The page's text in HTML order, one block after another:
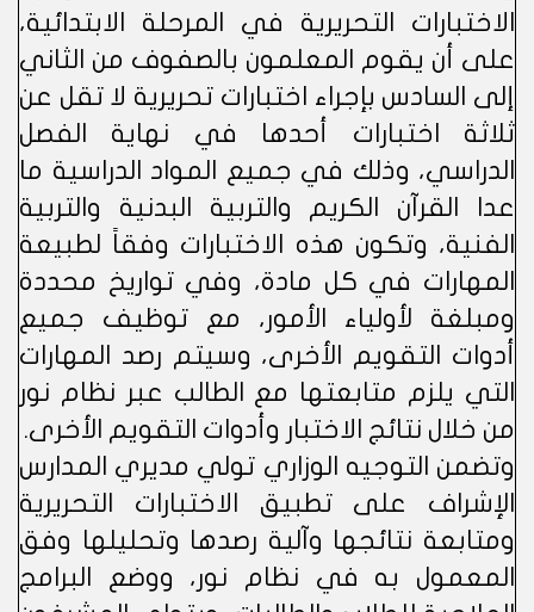
الاختبارات التحريرية في المرحلة الابتدائية،
على أن يقوم المعلمون بالصفوف من الثاني
إلى السادس بإجراء اختبارات تحريرية لا تقل عن
ثلاثة اختبارات أحدها في نهاية الفصل
الدراسي، وذلك في جميع المواد الدراسية ما
عدا القرآن الكريم والتربية البدنية والتربية
الفنية، وتكون هذه الاختبارات وفقاً لطبيعة
المهارات في كل مادة، وفي تواريخ محددة
ومبلغة لأولياء الأمور، مع توظيف جميع
أدوات التقويم الأخرى، وسيتم رصد المهارات
التي يلزم متابعتها مع الطالب عبر نظام نور
من خلال نتائج الاختبار وأدوات التقويم الأخرى.
وتضمن التوجيه الوزاري تولي مديري المدارس
الإشراف على تطبيق الاختبارات التحريرية
ومتابعة نتائجها وآلية رصدها وتحليلها وفق
المعمول به في نظام نور، ووضع البرامج